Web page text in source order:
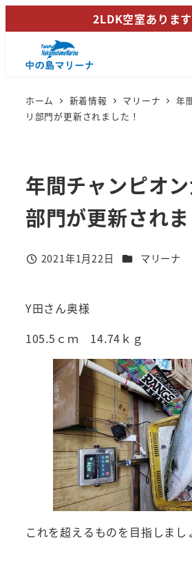
イ
2LDK空室ありま
ホーム 新着情報 マリーナ
年
リ部門が更新されました！
年間チャンピオ
部門が更新されま
投稿日
2021年1月22日 カテゴリー
マリーナ
Y田さん奥様
105.5ｃｍ 14.74ｋｇ
これを超えるものを目指しまし